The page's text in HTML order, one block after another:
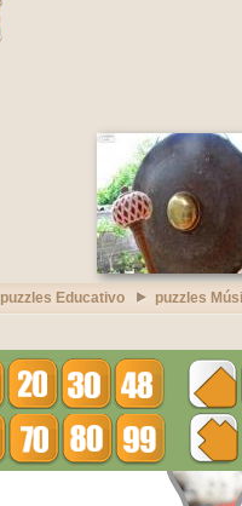
puzzles Educativo puzzles